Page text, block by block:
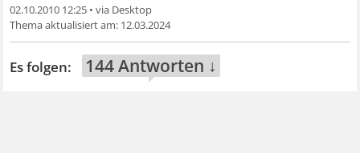
02.10.2010 12:25 •
12.03.2024
144 Antworten ↓